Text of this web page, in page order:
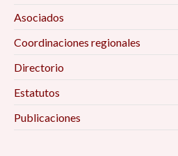
Asociados
Coordinaciones regionales
Directorio
Estatutos
Publicaciones